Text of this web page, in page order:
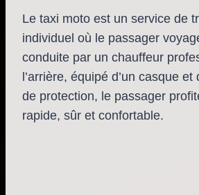
Le taxi moto est un service de
individuel où le passager
conduite par un chauffeur
l’arrière, équipé d’un casque et
de protection, le passager
rapide, sûr et confortable.